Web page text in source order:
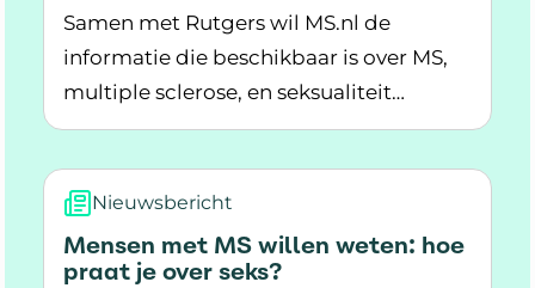
Samen met Rutgers wil MS.nl de
informatie die beschikbaar is over MS,
multiple sclerose, en seksualiteit
vernieuwen en verbeteren. Daarom
Lees meer over Doe mee met de vragenlijst
Nieuwsbericht
Mensen met MS willen weten: hoe
praat je over seks?